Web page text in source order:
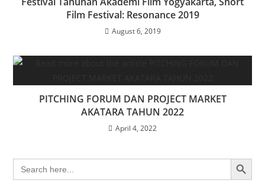
Film Festival: Resonance 2019
August 6, 2019
PITCHING FORUM DAN PROJECT MARKET
AKATARA TAHUN 2022
April 4, 2022
Search
for:
SEARCH BUTTON